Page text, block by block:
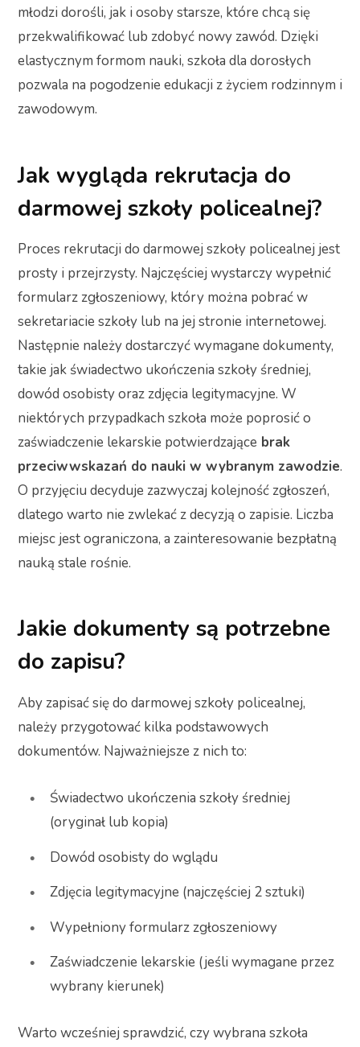
młodzi dorośli, jak i osoby starsze, które chcą się
przekwalifikować lub zdobyć nowy zawód. Dzięki
elastycznym formom nauki, szkoła dla dorosłych
pozwala na pogodzenie edukacji z życiem rodzinnym i
zawodowym.
Jak wygląda rekrutacja do
darmowej szkoły policealnej?
Proces rekrutacji do darmowej szkoły policealnej jest
prosty i przejrzysty. Najczęściej wystarczy wypełnić
formularz zgłoszeniowy, który można pobrać w
sekretariacie szkoły lub na jej stronie internetowej.
Następnie należy dostarczyć wymagane dokumenty,
takie jak świadectwo ukończenia szkoły średniej,
dowód osobisty oraz zdjęcia legitymacyjne. W
niektórych przypadkach szkoła może poprosić o
zaświadczenie lekarskie potwierdzające brak
przeciwwskazań do nauki w wybranym zawodzie.
O przyjęciu decyduje zazwyczaj kolejność zgłoszeń,
dlatego warto nie zwlekać z decyzją o zapisie. Liczba
miejsc jest ograniczona, a zainteresowanie bezpłatną
nauką stale rośnie.
Jakie dokumenty są potrzebne
do zapisu?
Aby zapisać się do darmowej szkoły policealnej,
należy przygotować kilka podstawowych
dokumentów. Najważniejsze z nich to:
Świadectwo ukończenia szkoły średniej
(oryginał lub kopia)
Dowód osobisty do wglądu
Zdjęcia legitymacyjne (najczęściej 2 sztuki)
Wypełniony formularz zgłoszeniowy
Zaświadczenie lekarskie (jeśli wymagane przez
wybrany kierunek)
Warto wcześniej sprawdzić, czy wybrana szkoła